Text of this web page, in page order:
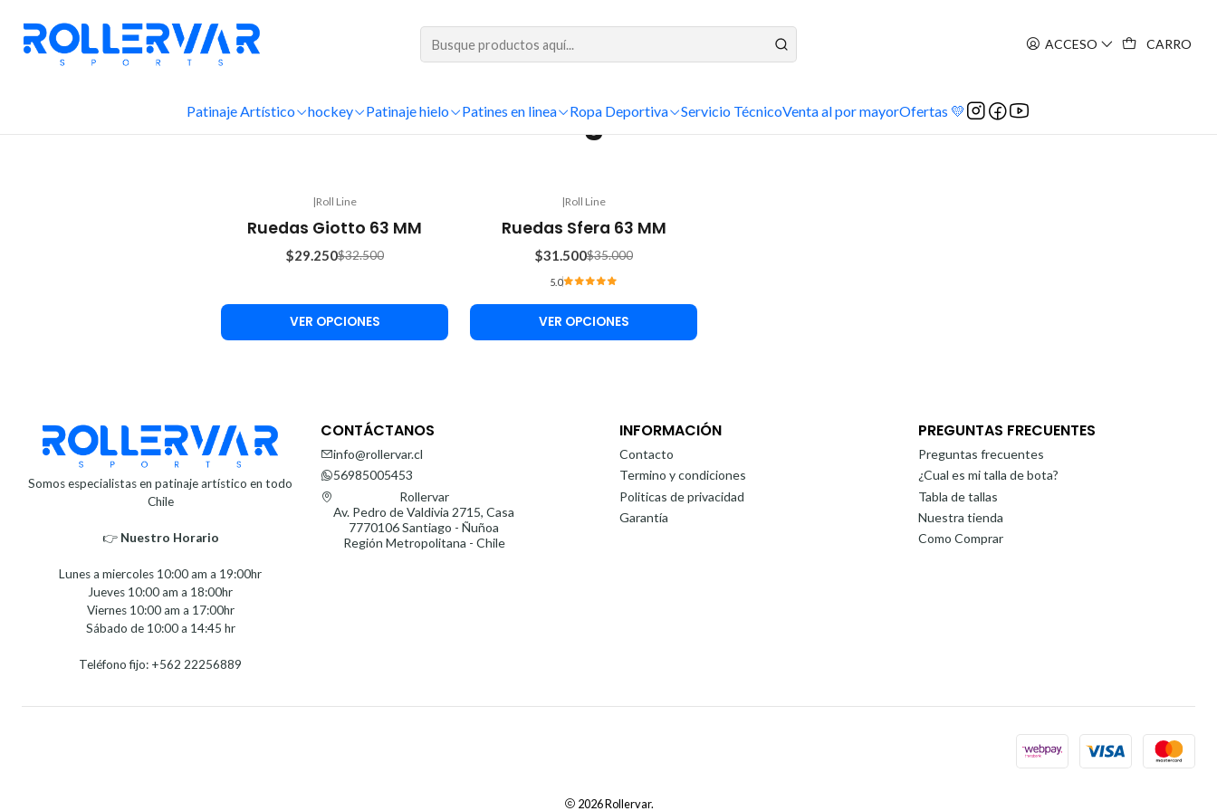
ACCESO CARRO
Patinaje Artístico hockey Patinaje hielo Patines en linea Ropa Deportiva Servicio TécnicoVenta al por mayorOfertas 💛
Figura
OFF
|Roll Line
Ruedas Giotto 63 MM
$29.250$32.500
VER OPCIONES
|Roll Line
Ruedas Sfera 63 MM
$31.500$35.000
5.0
VER OPCIONES
Somos especialistas en patinaje artístico en todo
Chile
👉 Nuestro Horario⁣⁣
Lunes a miercoles 10:00 am a 19:00hr
Jueves 10:00 am a 18:00hr
Viernes 10:00 am a 17:00hr
Sábado de 10:00 a 14:45 hr
Teléfono fijo: +562 22256889
CONTÁCTANOS
info@rollervar.cl
56985005453
Rollervar
Av. Pedro de Valdivia 2715, Casa
7770106 Santiago - Ñuñoa
Región Metropolitana - Chile
INFORMACIÓN
Contacto
Termino y condiciones
Politicas de privacidad
Garantía
PREGUNTAS FRECUENTES
Preguntas frecuentes
¿Cual es mi talla de bota?
Tabla de tallas
Nuestra tienda
Como Comprar
2026 Rollervar.